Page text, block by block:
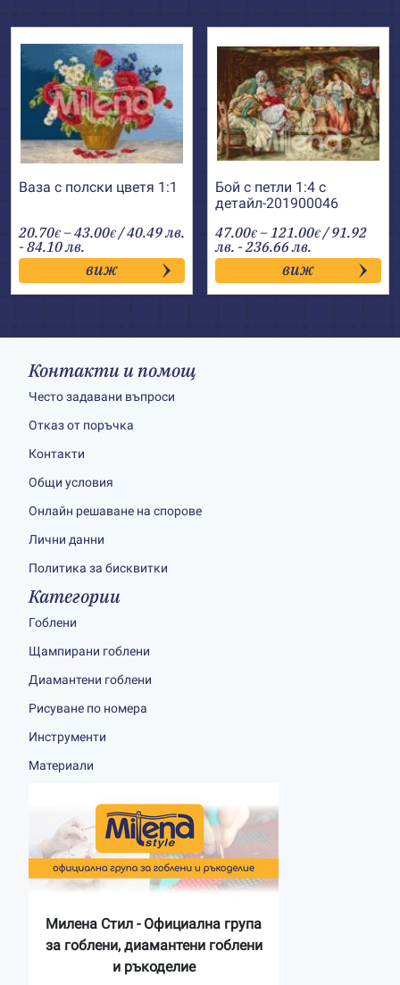
Ваза с полски цветя 1:1
20.70€ –43.00€Price
range:
20.70€
through
43.00€
/ 40.49 лв.
- 84.10 лв.
виж
Бой с петли 1:4 с
детайл-201900046
47.00€ –121.00€Price
range:
47.00€
through
121.00€
/ 91.92
лв. - 236.66 лв.
виж
Контакти и помощ
Често задавани въпроси
Отказ от поръчка
Контакти
Общи условия
Онлайн решаване на спорове
Лични данни
Политика за бисквитки
Категории
Гоблени
Щампирани гоблени
Диамантени гоблени
Рисуване по номера
Инструменти
Материали
Милена Стил - Официална група
за гоблени, диамантени гоблени
и ръкоделие